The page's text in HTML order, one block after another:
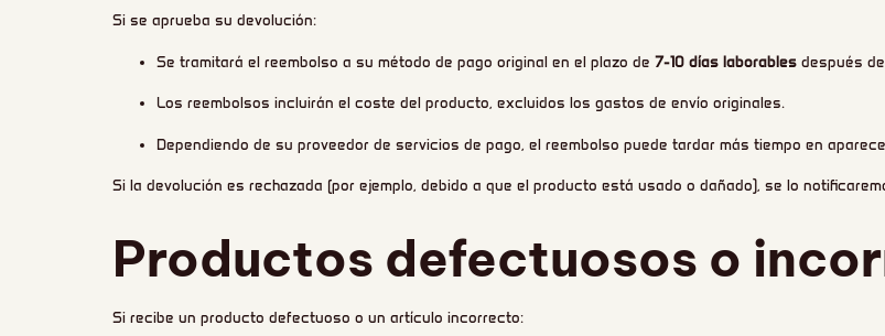
Si se aprueba su devolución:
Se tramitará el reembolso a su método de pago original en el plazo de 7-10 días laborables después
Los reembolsos incluirán el coste del producto, excluidos los gastos de envío originales.
Dependiendo de su proveedor de servicios de pago, el reembolso puede tardar más tiempo en
Si la devolución es rechazada (por ejemplo, debido a que el producto está usado o dañado), se lo
Productos defectuosos o
Si recibe un producto defectuoso o un artículo incorrecto: